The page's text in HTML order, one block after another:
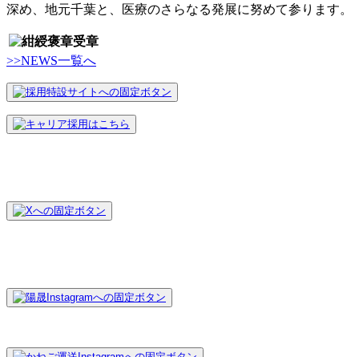
深め、地元千葉と、医療のさらなる発展に努めて参ります。
>>NEWS一覧へ